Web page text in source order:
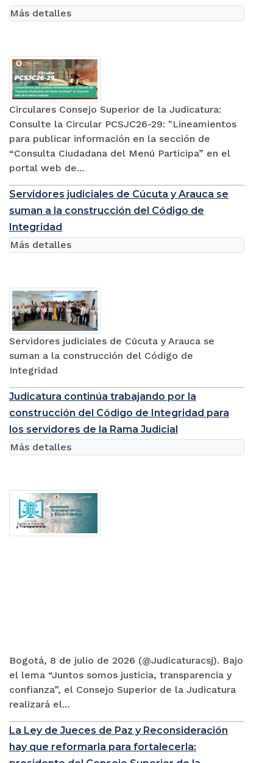
Circulares Consejo Superior de la Judicatura:
Consulte la Circular PCSJC26-29: "Lineamientos
para publicar información en la sección de
“Consulta Ciudadana del Menú Participa” en el
portal web de...
Más detalles
Servidores judiciales de Cúcuta y Arauca se
suman a la construcción del Código de
Integridad
Servidores judiciales de Cúcuta y Arauca se
suman a la construcción del Código de
Integridad
Más detalles
Judicatura continúa trabajando por la
construcción del Código de Integridad para
los servidores de la Rama Judicial
Bogotá, 8 de julio de 2026 (@Judicaturacsj). Bajo
el lema “Juntos somos justicia, transparencia y
confianza”, el Consejo Superior de la Judicatura
realizará el...
Más detalles
La Ley de Jueces de Paz y Reconsideración
hay que reformarla para fortalecerla: